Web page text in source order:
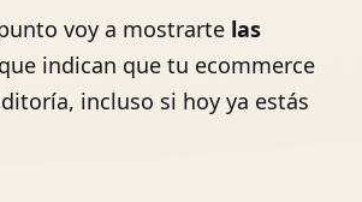
voy a mostrarte las
que indican que tu ecommerce
incluso si hoy ya estás